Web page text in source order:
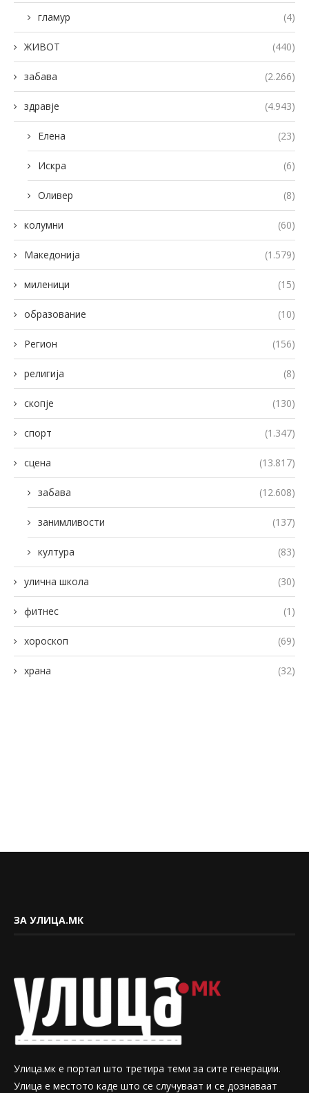
гламур (4)
ЖИВОТ (440)
забава (2.266)
здравје (4.943)
Елена (23)
Искра (6)
Оливер (8)
колумни (60)
Македонија (1.579)
миленици (15)
образование (10)
Регион (156)
религија (8)
скопје (130)
спорт (1.347)
сцена (13.817)
забава (12.608)
занимливости (137)
култура (83)
улична школа (30)
фитнес (1)
хороскоп (69)
храна (32)
ЗА УЛИЦА.МК
Улица.мк е портал што третира теми за сите генерации.
Улица е местото каде што се случуваат и се дознаваат